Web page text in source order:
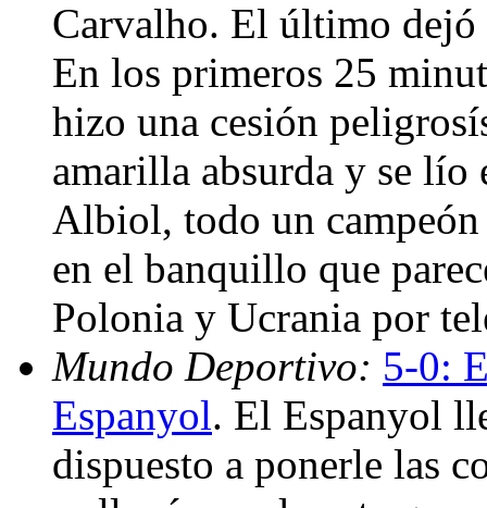
Carvalho. El último dejó
En los primeros 25
hizo una cesión
amarilla absurda y se lío
Albiol, todo un
en el banquillo que
Polonia y Ucrania por
Mundo Deportivo: 5-0:
Espanyol. El Espanyol
dispuesto a ponerle las